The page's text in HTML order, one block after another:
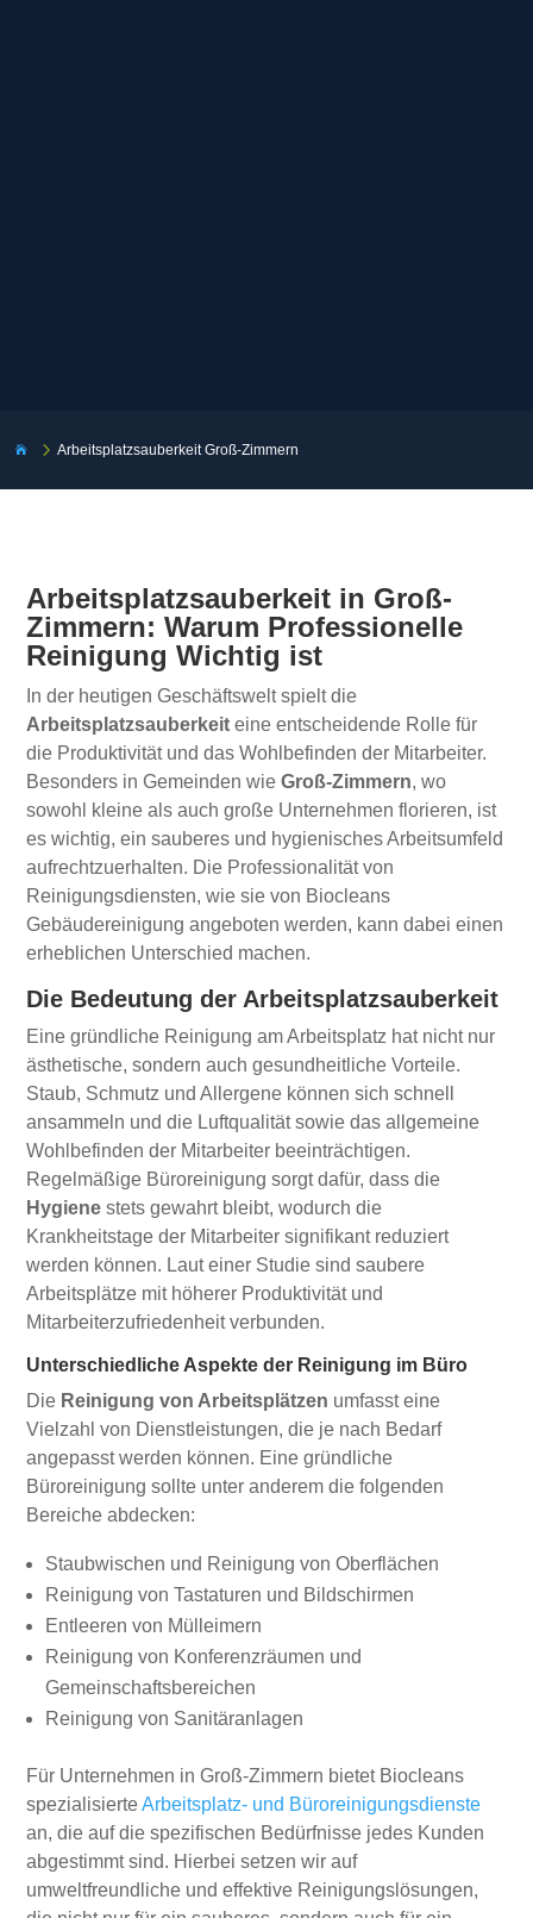
 5Arbeitsplatzsauberkeit Groß-Zimmern
Arbeitsplatzsauberkeit in Groß-
Zimmern: Warum Professionelle
Reinigung Wichtig ist
In der heutigen Geschäftswelt spielt die
Arbeitsplatzsauberkeit eine entscheidende Rolle für
die Produktivität und das Wohlbefinden der Mitarbeiter.
Besonders in Gemeinden wieGroß-Zimmern, wo
sowohl kleine als auch große Unternehmen florieren, ist
es wichtig, ein sauberes und hygienisches Arbeitsumfeld
aufrechtzuerhalten. Die Professionalität von
Reinigungsdiensten, wie sie von Biocleans
Gebäudereinigung angeboten werden, kann dabei einen
erheblichen Unterschied machen.
Die Bedeutung der Arbeitsplatzsauberkeit
Eine gründliche Reinigung am Arbeitsplatz hat nicht nur
ästhetische, sondern auch gesundheitliche Vorteile.
Staub, Schmutz und Allergene können sich schnell
ansammeln und die Luftqualität sowie das allgemeine
Wohlbefinden der Mitarbeiter beeinträchtigen.
Regelmäßige Büroreinigung sorgt dafür, dass die
Hygiene stets gewahrt bleibt, wodurch die
Krankheitstage der Mitarbeiter signifikant reduziert
werden können. Laut einer Studie sind saubere
Arbeitsplätze mit höherer Produktivität und
Mitarbeiterzufriedenheit verbunden.
Unterschiedliche Aspekte der Reinigung im Büro
Die Reinigung von Arbeitsplätzen umfasst eine
Vielzahl von Dienstleistungen, die je nach Bedarf
angepasst werden können. Eine gründliche
Büroreinigung sollte unter anderem die folgenden
Bereiche abdecken:
Staubwischen und Reinigung von Oberflächen
Reinigung von Tastaturen und Bildschirmen
Entleeren von Mülleimern
Reinigung von Konferenzräumen und
Gemeinschaftsbereichen
Reinigung von Sanitäranlagen
Für Unternehmen in Groß-Zimmern bietet Biocleans
spezialisierteArbeitsplatz- und Büroreinigungsdienste
an, die auf die spezifischen Bedürfnisse jedes Kunden
abgestimmt sind. Hierbei setzen wir auf
umweltfreundliche und effektive Reinigungslösungen,